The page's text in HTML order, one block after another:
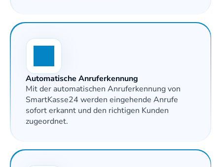
Automatische Anruferkennung
Mit der automatischen Anruferkennung von
SmartKasse24 werden eingehende Anrufe
sofort erkannt und den richtigen Kunden
zugeordnet.